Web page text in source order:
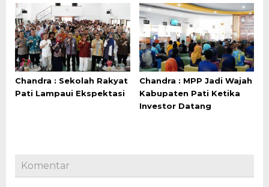
Chandra : Sekolah Rakyat
Pati Lampaui Ekspektasi
Chandra : MPP Jadi Wajah
Kabupaten Pati Ketika
Investor Datang
Komentar